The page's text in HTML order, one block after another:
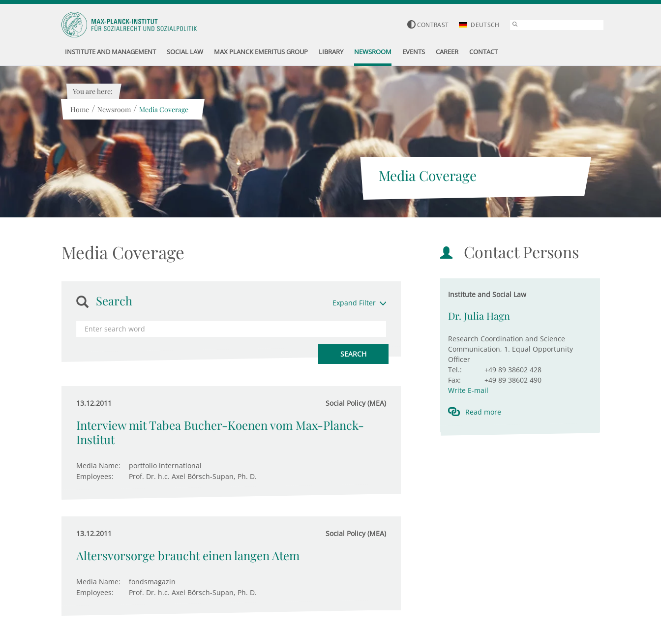
CONTRAST DEUTSCH
INSTITUTE AND MANAGEMENT SOCIAL LAW MAX PLANCK EMERITUS GROUP LIBRARY NEWSROOM EVENTS CAREER CONTACT
Media Coverage
You are here:
Home / Newsroom / Media Coverage
Media Coverage
Search Expand Filter
13.12.2011 Social Policy (MEA)
Interview mit Tabea Bucher-Koenen vom Max-Planck-
Institut
Media Name:
portfolio international
Employees:
Prof. Dr. h.c. Axel Börsch-Supan, Ph. D.
13.12.2011 Social Policy (MEA)
Altersvorsorge braucht einen langen Atem
Media Name:
fondsmagazin
Employees:
Prof. Dr. h.c. Axel Börsch-Supan, Ph. D.
Contact Persons
Institute and Social Law
Dr. Julia Hagn
Research Coordination and Science
Communication, 1. Equal Opportunity
Officer
Tel.:
+49 89 38602 428
Fax:
+49 89 38602 490
Write E-mail
Read more